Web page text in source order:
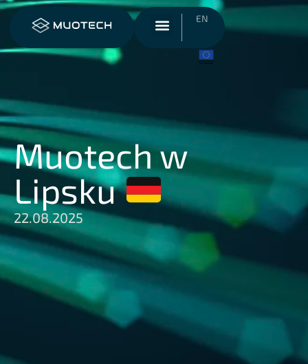
EN
Muotech w
Lipsku
22.08.2025